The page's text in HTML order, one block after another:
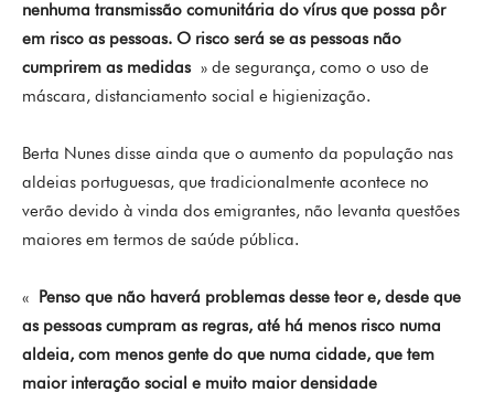
nenhuma transmissão comunitária do vírus que possa pôr
em risco as pessoas. O risco será se as pessoas não
cumprirem as medidas» de segurança, como o uso de
máscara, distanciamento social e higienização.
Berta Nunes disse ainda que o aumento da população nas
aldeias portuguesas, que tradicionalmente acontece no
verão devido à vinda dos emigrantes, não levanta questões
maiores em termos de saúde pública.
« Penso que não haverá problemas desse teor e, desde que
as pessoas cumpram as regras, até há menos risco numa
aldeia, com menos gente do que numa cidade, que tem
maior interação social e muito maior densidade